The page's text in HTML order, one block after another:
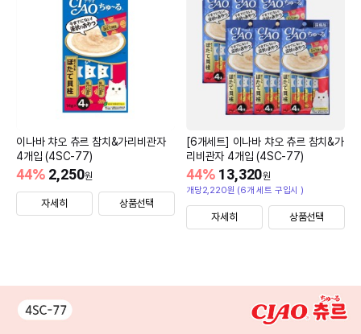
이나바 챠오 츄르 참치&가리비관자
4개입 (4SC-77)
2,250원
44%
자세히 상품선택
[6개세트] 이나바 챠오 츄르 참치&가
리비관자 4개입 (4SC-77)
13,320원
44%
개당2,220원 (6개 세트 구입시 )
자세히 상품선택